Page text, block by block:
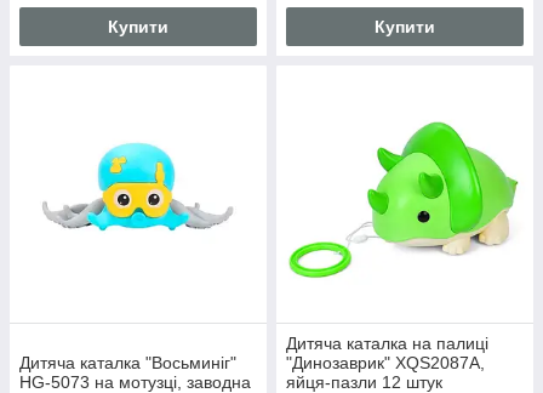
Купити Купити
Дитяча каталка "Восьминіг"
HG-5073 на мотузці, заводна
Дитяча каталка на палиці
"Динозаврик" XQS2087A,
яйця-пазли 12 штук